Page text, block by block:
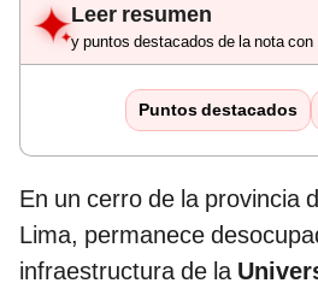
Leer resumen
y puntos destacados de la nota con
Puntos destacados
En un cerro de la provincia
Lima, permanece
infraestructura de la